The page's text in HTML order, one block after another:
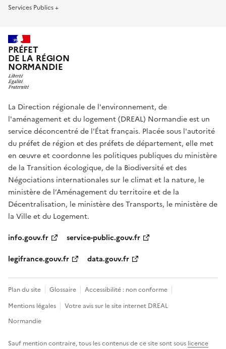
Services Publics +
PRÉFET
DE LA RÉGION
NORMANDIE
La Direction régionale de l'environnement, de
l'aménagement et du logement (DREAL) Normandie est un
service déconcentré de l'État français. Placée sous l'autorité
du préfet de région et des préfets de département, elle met
en œuvre et coordonne les politiques publiques du ministère
de la Transition écologique, de la Biodiversité et des
Négociations internationales sur le climat et la nature, le
ministère de l’Aménagement du territoire et de la
Décentralisation, le ministère des Transports, le ministère de
la Ville et du Logement.
info.gouv.fr
service-public.gouv.fr
legifrance.gouv.fr
data.gouv.fr
Plan du site Glossaire
Accessibilité : non conforme
Mentions légales
Votre avis sur le site internet DREAL
Normandie
Sauf mention contraire, tous les contenus de ce site sont sous licence